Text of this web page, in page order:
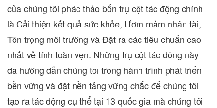
của chúng tôi phác thảo bốn trụ cột tác động chính
là Cải thiện kết quả sức khỏe, Ươm mầm nhân tài,
Tôn trọng môi trường và Đặt ra các tiêu chuẩn cao
nhất về tính toàn vẹn. Những trụ cột tác động này
đã hướng dẫn chúng tôi trong hành trình phát triển
bền vững và đặt nền tảng vững chắc để chúng tôi
tạo ra tác động cụ thể tại 13 quốc gia mà chúng tôi